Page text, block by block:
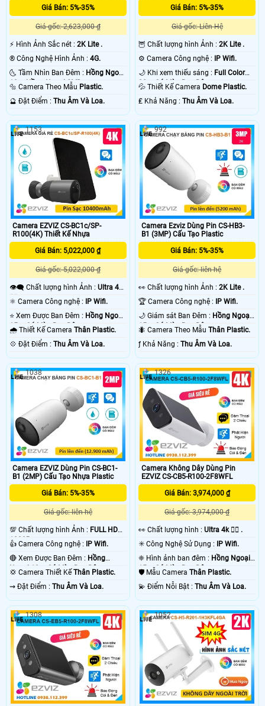
Giá Bán: 5%-35%
Giá gốc: 2,623,000 ₫
️⚡ Hình Ảnh Sắc nét : 2K Lite .
®️ Công Nghệ Hình Ảnh : 4G.
🌜 Tầm Nhìn Ban Đêm : Hồng Ngoại
10m Hồng Ngoại SMD.
🔩 Camera Theo Mẫu Plastic.
️🔮 Đặt Điểm : Thu Âm Và Loa.
Giá Bán: 5%-35%
Giá gốc: Liên Hệ
🦉 Chất lượng hình Ảnh :2K Lite .
⚙ Camera Công nghệ :
IP Wifi.
🌙 Khi xem thiếu sáng : Full Color
20m Có Màu Ban Ðêm.
💦 Thiết Kế Camera Dome Plastic.
️₤ Khả Năng :Thu Âm Và Loa.
Camera EZVIZ CS-BC1c/SP-
R100(4K) Thiết Kế Nhựa
Giá Bán: 5,022,000 ₫
Giá gốc: 5,022,000 ₫
👁️‍🗨 Chất lượng hình Ảnh : Ultra 4k
👍🏾 .
⚛️ Camera Công nghệ : IP Wifi.
⭐ Xem Được Ban Đêm : Hồng Ngoại
15m Có Màu Ban Ðêm.
🌧️ Thiết Kế Camera Thân Plastic.
️💠 Đặt Điểm : Thu Âm Và Loa.
1153
Camera Ezviz Dùng Pin CS-HB3-
B1 (3MP) Cấu Tạo Plastic
Giá Bán: 5%-35%
Giá gốc: liên hệ
️👀 Chất lượng hình Ảnh :2K Lite .
🏆 Camera Công nghệ : IP Wifi.
🌙 Giám sát Ban Đêm : Hồng Ngoại
15m Có Màu Ban Ðêm.
🐜 Camera Theo MẫuThân Plastic.
️ƒ Khả Năng :Thu Âm Và Loa.
992
Camera EZVIZ Dùng Pin CS-BC1-
B1 (2MP) Cấu Tạo Nhựa Plastic
Giá Bán: 5%-35%
Giá gốc: liên hệ
💯 Chất lượng hình Ảnh : FULL HD
1080P .
👍 Camera Công nghệ :
IP Wifi.
🔴 Xem Được Ban Đêm : Hồng
Ngoại 10m Có Màu Ban Ðêm.
💢 Camera Thiết Kế Thân Plastic.
️⇝ Đặt Điểm : Thu Âm Và Loa.
1038
Camera Không Dây Dùng Pin
EZVIZ CS-CB5-R100-2F8WFL
Giá Bán: 3,974,000 ₫
Giá gốc: 3,974,000 ₫
️👀 Chất lượng hình :Ultra 4k 👍🏾 .
✳️ Công Nghệ Sử Dụng :
IP Wifi.
❈ Hình ảnh ban đêm : Hồng Ngoại
15m Có Màu Ban Ðêm.
🛡 Mẫu CameraThân Plastic.
️💫 Điểm Nỗi Bật :Thu Âm Và Loa.
1326
1308 1052